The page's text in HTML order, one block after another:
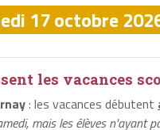
17 octobre
les vacances
: les vacances débutent
mais les élèves n'ayant